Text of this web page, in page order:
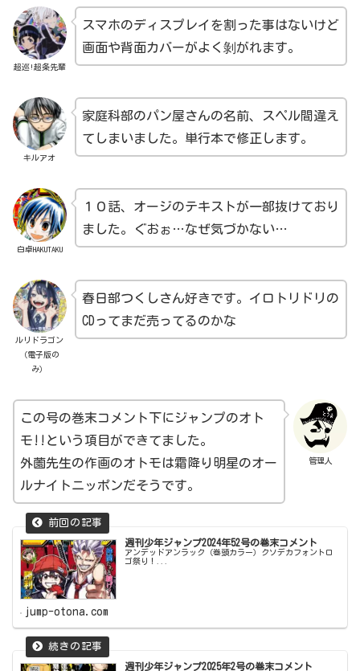
超巡!超条先輩
スマホのディスプレイを割った事はないけど
画面や背面カバーがよく剝がれます。
キルアオ
家庭科部のパン屋さんの名前、スペル間違え
てしまいました。単行本で修正します。
白卓HAKUTAKU
１０話、オージのテキストが一部抜けており
ました。ぐおぉ…なぜ気づかない…
ルリドラゴン
（電子版の
み）
春日部つくしさん好きです。イロトリドリの
CDってまだ売ってるのかな
管理人
この号の巻末コメント下にジャンプのオト
モ!!という項目ができてました。
外薗先生の作画のオトモは霜降り明星のオー
ルナイトニッポンだそうです。
週刊少年ジャンプ2024年52号の巻末コメント
アンデッドアンラック（巻頭カラー）クソデカフォントロ
ゴ祭り！...
jump-otona.com
週刊少年ジャンプ2025年2号の巻末コメント